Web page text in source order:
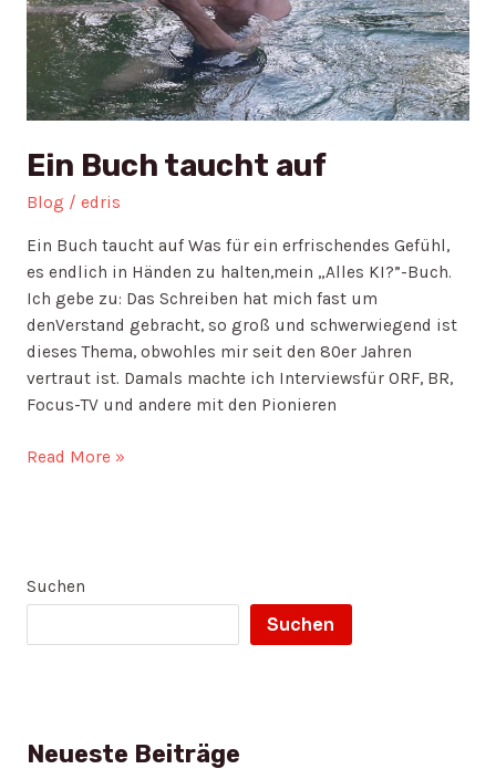
Ein Buch taucht auf
Blog / edris
Ein Buch taucht auf Was für ein erfrischendes Gefühl,
es endlich in Händen zu halten,mein „Alles KI?”-Buch.
Ich gebe zu: Das Schreiben hat mich fast um
denVerstand gebracht, so groß und schwerwiegend ist
dieses Thema, obwohles mir seit den 80er Jahren
vertraut ist. Damals machte ich Interviewsfür ORF, BR,
Focus-TV und andere mit den Pionieren
Read More »
Suchen
Suchen
Neueste Beiträge